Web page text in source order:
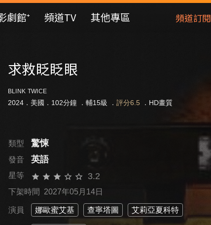
劇館⁺ 頻道TV 其他專區 頻道訂閱
求救眨眨眼
BLINK TWICE
2024．美國．102分鐘 ． 輔15級 ． 評分6.5．HD畫質
類型 驚悚
發音 英語
星等 3.2
下架時間 2027年05月14日
演員 娜歐蜜艾基 查寧塔圖 艾莉亞夏科特